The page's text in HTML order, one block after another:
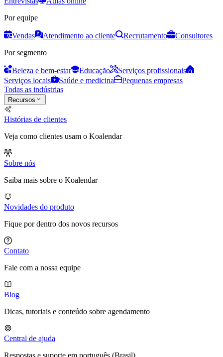
Por equipe
Vendas Atendimento ao cliente Recrutamento
Consultores
Por segmento
Beleza e bem-estar Educação
Serviços profissionais
Serviços locais
Saúde e medicina
Pequenas empresas
Todas as indústrias
Recursos
Histórias de clientes
Veja como clientes usam o Koalendar
Sobre nós
Saiba mais sobre o Koalendar
Novidades do produto
Fique por dentro dos novos recursos
Contato
Fale com a nossa equipe
Blog
Dicas, tutoriais e conteúdo sobre agendamento
Central de ajuda
Respostas e suporte em português (Brasil)